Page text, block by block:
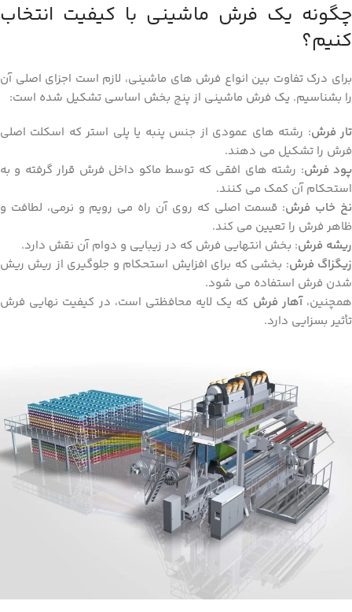
چگونه یک فرش ماشینی با کیفیت انتخاب
کنیم؟
برای درک تفاوت بین انواع فرش‌ های ماشینی، لازم است اجزای اصلی آن
را بشناسیم. یک فرش ماشینی از پنج بخش اساسی تشکیل شده است:
تار فرش: رشته‌ های عمودی از جنس پنبه یا پلی ‌استر که اسکلت اصلی
فرش را تشکیل می ‌دهند.
پود فرش: رشته ‌های افقی که توسط ماکو داخل فرش قرار گرفته و به
استحکام آن کمک می ‌کنند.
نخ خاب فرش: قسمت اصلی که روی آن راه می ‌رویم و نرمی، لطافت و
ظاهر فرش را تعیین می ‌کند.
ریشه فرش: بخش انتهایی فرش که در زیبایی و دوام آن نقش دارد.
زیگزاگ فرش: بخشی که برای افزایش استحکام و جلوگیری از ریش ‌ریش
شدن فرش استفاده می ‌شود.
همچنین،آهار فرش که یک لایه محافظتی است، در کیفیت نهایی فرش
تأثیر بسزایی دارد.